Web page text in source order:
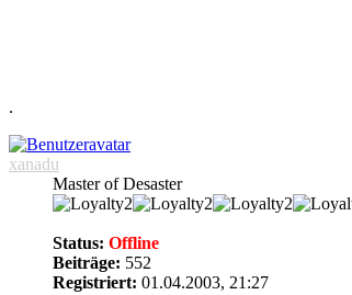
.
xanadu
Master of Desaster
Status: Offline
Beiträge: 552
Registriert: 01.04.2003, 21:27